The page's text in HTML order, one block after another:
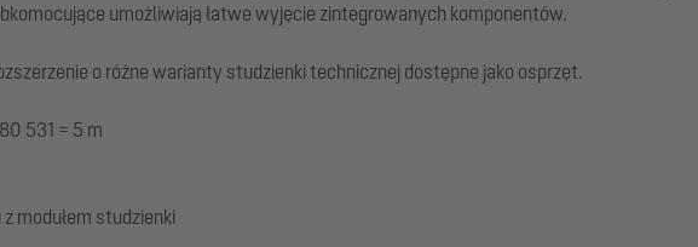
umożliwiają łatwe wyjęcie zintegrowanych komponentów.
o różne warianty studzienki technicznej dostępne jako osprzęt.
531 = 5 m
modułem studzienki